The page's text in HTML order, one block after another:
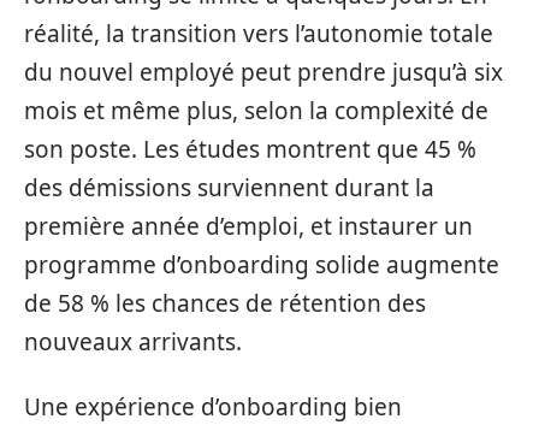
réalité, la transition vers l’autonomie totale
du nouvel employé peut prendre jusqu’à six
mois et même plus, selon la complexité de
son poste. Les études montrent que 45 %
des démissions surviennent durant la
première année d’emploi, et instaurer un
programme d’onboarding solide augmente
de 58 % les chances de rétention des
nouveaux arrivants.
Une expérience d’onboarding bien